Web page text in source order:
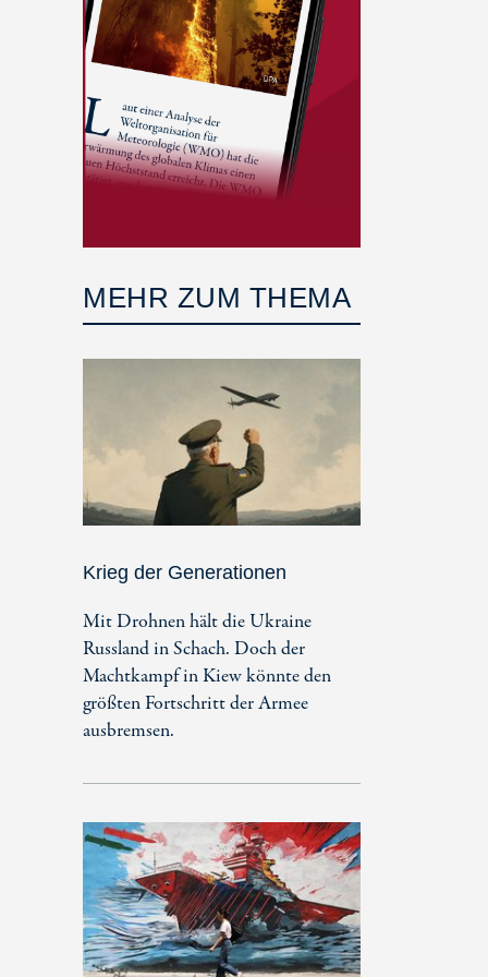
MEHR ZUM THEMA
Krieg der Generationen
Mit Drohnen hält die Ukraine
Russland in Schach. Doch der
Machtkampf in Kiew könnte den
größten Fortschritt der Armee
ausbremsen.